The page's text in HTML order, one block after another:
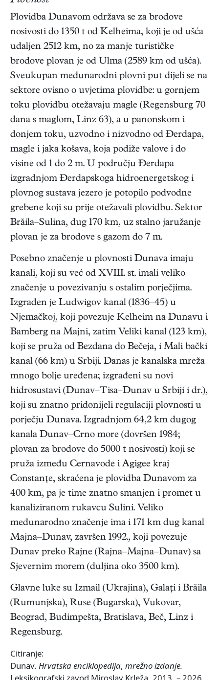
Plovidba Dunavom održava se za brodove
nosivosti do 1350 t od Kelheima, koji je od ušća
udaljen 2512 km, no za manje turističke
brodove plovan je od Ulma (2589 km od ušća).
Sveukupan međunarodni plovni put dijeli se na
sektore ovisno o uvjetima plovidbe: u gornjem
toku plovidbu otežavaju magle (Regensburg 70
dana s maglom, Linz 63), a u panonskom i
donjem toku, uzvodno i nizvodno od Đerdapa,
magle i jaka košava, koja podiže valove i do
visine od 1 do 2 m. U području Đerdapa
izgradnjom Đerdapskoga hidroenergetskog i
plovnog sustava jezero je potopilo podvodne
grebene koji su prije otežavali plovidbu. Sektor
Brăila–Sulina, dug 170 km, uz stalno jaružanje
plovan je za brodove s gazom do 7 m.
Posebno značenje u plovnosti Dunava imaju
kanali, koji su već od XVIII. st. imali veliko
značenje u povezivanju s ostalim porječjima.
Izgrađen je Ludwigov kanal (1836–45) u
Njemačkoj, koji povezuje Kelheim na Dunavu i
Bamberg na Majni, zatim Veliki kanal (123 km),
koji se pruža od Bezdana do Bečeja, i Mali bački
kanal (66 km) u Srbiji. Danas je kanalska mreža
mnogo bolje uređena; izgrađeni su novi
hidrosustavi (Dunav–Tisa–Dunav u Srbiji i dr.),
koji su znatno pridonijeli regulaciji plovnosti u
porječju Dunava. Izgradnjom 64,2 km dugog
kanala Dunav–Crno more (dovršen 1984;
plovan za brodove do 5000 t nosivosti) koji se
pruža između Cernavode i Agigee kraj
Constanţe, skraćena je plovidba Dunavom za
400 km, pa je time znatno smanjen i promet u
kanaliziranom rukavcu Sulini. Veliko
međunarodno značenje ima i 171 km dug kanal
Majna–Dunav, završen 1992., koji povezuje
Dunav preko Rajne (Rajna–Majna–Dunav) sa
Sjevernim morem (duljina oko 3500 km).
Glavne luke su Izmail (Ukrajina), Galaţi i Brăila
(Rumunjska), Ruse (Bugarska), Vukovar,
Beograd, Budimpešta, Bratislava, Beč, Linz i
Regensburg.
Citiranje:
Dunav. Hrvatska enciklopedija, mrežno izdanje.